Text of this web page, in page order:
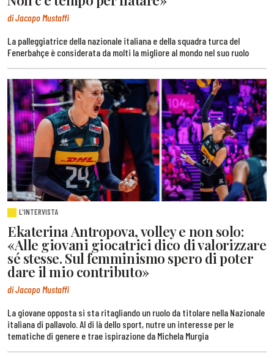
di Jacopo Mustaffi
La palleggiatrice della nazionale italiana e della squadra turca del
Fenerbahçe è considerata da molti la migliore al mondo nel suo ruolo
L'INTERVISTA
Ekaterina Antropova, volley e non solo:
«Alle giovani giocatrici dico di valorizzare
sé stesse. Sul femminismo spero di poter
dare il mio contributo»
di Jacopo Mustaffi
La giovane opposta si sta ritagliando un ruolo da titolare nella Nazionale
italiana di pallavolo. Al di là dello sport, nutre un interesse per le
tematiche di genere e trae ispirazione da Michela Murgia